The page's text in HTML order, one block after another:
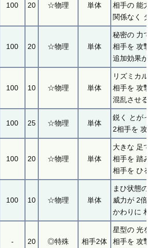
100 20 ☆物理 単体
相手の 能
関係なく
100 20 ☆物理 単体
秘密の 力
相手を 攻
追加効果
100 10 ☆物理 単体
リズミカ
相手を 攻
混乱させ
100 25 ☆物理 単体
鋭く とが
2相手を
100 20 ☆物理 単体
大きな 足
相手を 踏
相手を ひ
100 10 ☆物理 単体
まひ状態
威力が 2
かわりに
- 20 ◎特殊 相手2体
星型の 光
相手を 攻